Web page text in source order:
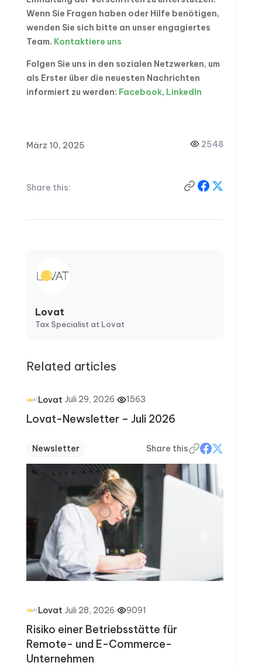
Wenn Sie Fragen haben oder Hilfe benötigen,
wenden Sie sich bitte an unser engagiertes
Team. Kontaktiere uns
Folgen Sie uns in den sozialen Netzwerken, um
als Erster über die neuesten Nachrichten
informiert zu werden: Facebook, LinkedIn
März 10, 2025 2548
Share this:
Lovat
Tax Specialist at Lovat
Related articles
Lovat·Juli 29, 2026· 1563
Lovat-Newsletter – Juli 2026
Newsletter Share this
Lovat·Juli 28, 2026· 9091
Risiko einer Betriebsstätte für
Remote- und E-Commerce-
Unternehmen